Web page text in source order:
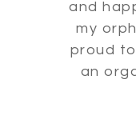
and
my
proud
an